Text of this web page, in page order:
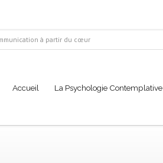
à partir du cœur
Accueil La Psychologie Contemplative